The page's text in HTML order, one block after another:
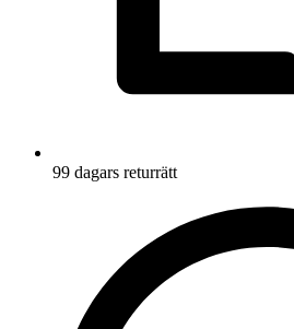
99 dagars returrätt